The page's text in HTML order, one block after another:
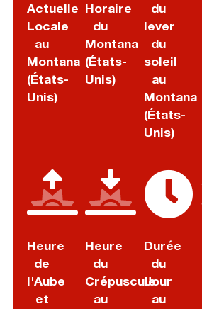
Actuelle
Locale
au
Montana
(États-
Unis)
Horaire
du
Montana
(États-
Unis)
du
lever
du
soleil
au
Montana
(États-
Unis)
Heure
de
l'Aube
et
Heure
du
Crépuscule
au
Durée
du
Jour
au